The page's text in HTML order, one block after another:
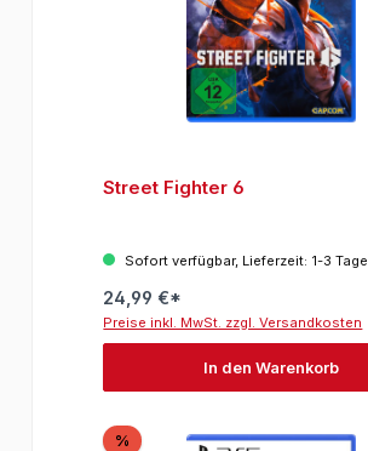
Street Fighter 6
Sofort verfügbar, Lieferzeit: 1-3 Tage
24,99 €*
Preise inkl. MwSt. zzgl. Versandkosten
In den Warenkorb
% Rabatt